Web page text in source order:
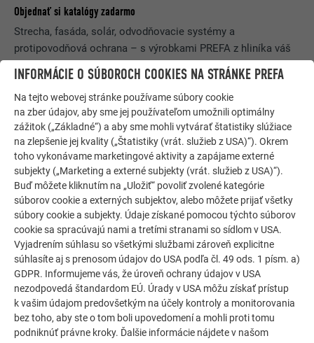
Objednať si katalógy zadarmo
Strecha, fasáda, solár, odvodňovacie systémy a
protipovodňová ochrana – s výrobkami PREFA z hliníka váš
dom nielen že vyzerá dobre, ale je tiež najlepšie chránený!
OBJEDNAŤ ZADARMO
Dlhá životnosť, univerzálny, šetrný k životnému prostrediu
Hliník je optimálny materiál pre investorov stavieb a
INFORMÁCIE O SÚBOROCH COOKIES NA STRÁNKE PREFA
Na tejto webovej stránke používame súbory cookie
na zber údajov, aby sme jej používateľom umožnili optimálny
zážitok („Základné“) a aby sme mohli vytvárať štatistiky slúžiace
na zlepšenie jej kvality („Štatistiky (vrát. služieb z USA)“). Okrem
toho vykonávame marketingové aktivity a zapájame externé
subjekty („Marketing a externé subjekty (vrát. služieb z USA)“).
Buď môžete kliknutím na „Uložiť“ povoliť zvolené kategórie
súborov cookie a externých subjektov, alebo môžete prijať všetky
súbory cookie a subjekty. Údaje získané pomocou týchto súborov
cookie sa spracúvajú nami a tretími stranami so sídlom v USA.
Vyjadrením súhlasu so všetkými službami zároveň explicitne
súhlasíte aj s prenosom údajov do USA podľa čl. 49 ods. 1 písm. a)
GDPR. Informujeme vás, že úroveň ochrany údajov v USA
nezodpovedá štandardom EÚ. Úrady v USA môžu získať prístup
k vašim údajom predovšetkým na účely kontroly a monitorovania
bez toho, aby ste o tom boli upovedomení a mohli proti tomu
podniknúť právne kroky. Ďalšie informácie nájdete v našom